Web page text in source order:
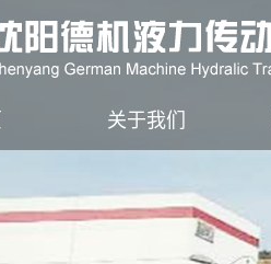
关于我们